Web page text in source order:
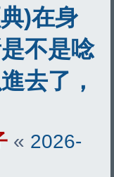
)在身
不是唸
去了，
« 2026-